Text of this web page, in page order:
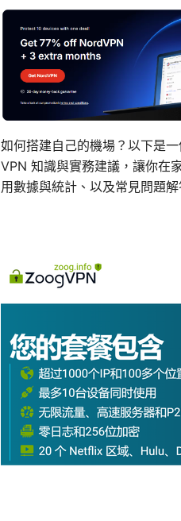
如何搭建自己的機場？以下是
VPN 知識與實務建議，讓你在
用數據與統計、以及常見問題